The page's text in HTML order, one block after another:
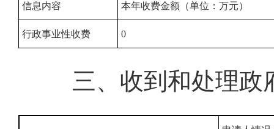
信息内容 本年收费金额（单位：万元）
行政事业性收费 0
三、收到和处理政